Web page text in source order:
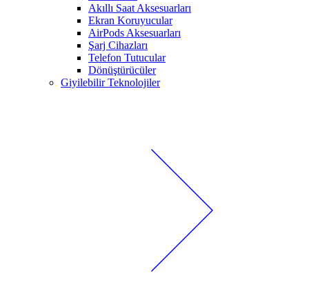
Akıllı Saat Aksesuarları
Ekran Koruyucular
AirPods Aksesuarları
Şarj Cihazları
Telefon Tutucular
Dönüştürücüler
Giyilebilir Teknolojiler